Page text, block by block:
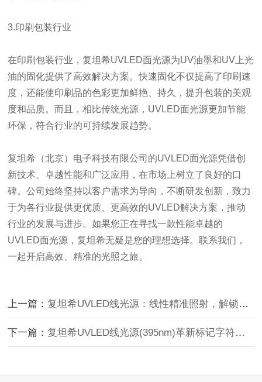
3.印刷包装行业
在印刷包装行业，复坦希UVLED面光源为UV油墨和UV上光
油的固化提供了高效解决方案。快速固化不仅提高了印刷速
度，还能使印刷品的色彩更加鲜艳、持久，提升包装的美观
度和品质。而且，相比传统光源，UVLED面光源更加节能
环保，符合行业的可持续发展趋势。
复坦希（北京）电子科技有限公司的UVLED面光源凭借创
新技术、卓越性能和广泛应用，在市场上树立了良好的口
碑。公司始终坚持以客户需求为导向，不断研发创新，致力
于为各行业提供更优质、更高效的UVLED解决方案，推动
行业的发展与进步。如果您正在寻找一款性能卓越的
UVLED面光源，复坦希无疑是您的理想选择。联系我们，
一起开启高效、精准的光照之旅。
上一篇：复坦希UVLED线光源：线性精准照射，解锁工业固化效率新高度
下一篇：复坦希UVLED线光源(395nm)革新标记字符印刷，替代传